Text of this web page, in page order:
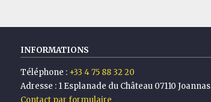
INFORMATIONS
Téléphone : +33 4 75 88 32 20
Adresse : 1 Esplanade du Château 07110 Joannas
Contact par formulaire